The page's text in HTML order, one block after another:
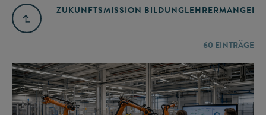
ZUKUNFTSMISSION BILDUNGLEHRERMANGEL
60 EINTRÄGE